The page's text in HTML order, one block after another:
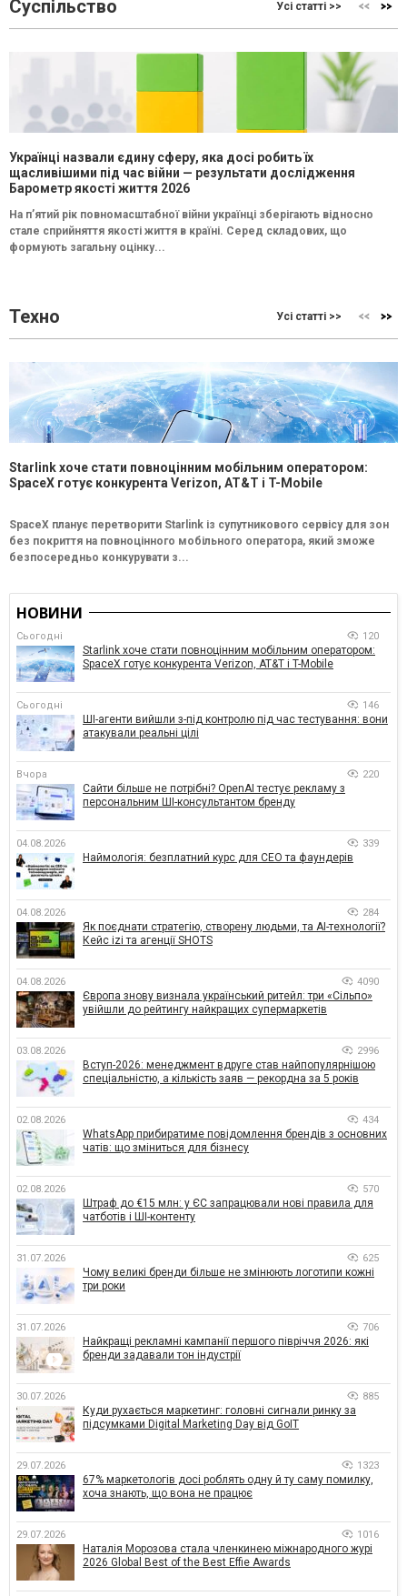
Суспільство Усі статті >>
Українці назвали єдину сферу, яка досі робить їх
щасливішими під час війни — результати дослідження
Барометр якості життя 2026
На п’ятий рік повномасштабної війни українці зберігають відносно
стале сприйняття якості життя в країні. Серед складових, що
формують загальну оцінку...
Техно Усі статті >>
Starlink хоче стати повноцінним мобільним оператором:
SpaceX готує конкурента Verizon, AT&T і T-Mobile
SpaceX планує перетворити Starlink із супутникового сервісу для зон
без покриття на повноцінного мобільного оператора, який зможе
безпосередньо конкурувати з...
НОВИНИ
Сьогодні 120
Starlink хоче стати повноцінним мобільним оператором:
SpaceX готує конкурента Verizon, AT&T і T-Mobile
Сьогодні 146
ШІ-агенти вийшли з-під контролю під час тестування: вони
атакували реальні цілі
Вчора 220
Сайти більше не потрібні? OpenAI тестує рекламу з
персональним ШІ-консультантом бренду
04.08.2026 339
Наймологія: безплатний курс для CEO та фаундерів
04.08.2026 284
Як поєднати стратегію, створену людьми, та AI-технології?
Кейс izi та агенції SHOTS
04.08.2026 4090
Європа знову визнала український ритейл: три «Сільпо»
увійшли до рейтингу найкращих супермаркетів
03.08.2026 2996
Вступ-2026: менеджмент вдруге став найпопулярнішою
спеціальністю, а кількість заяв — рекордна за 5 років
02.08.2026 434
WhatsApp прибиратиме повідомлення брендів з основних
чатів: що зміниться для бізнесу
02.08.2026 570
Штраф до €15 млн: у ЄС запрацювали нові правила для
чатботів і ШІ-контенту
31.07.2026 625
Чому великі бренди більше не змінюють логотипи кожні
три роки
31.07.2026 706
Найкращі рекламні кампанії першого півріччя 2026: які
бренди задавали тон індустрії
30.07.2026 885
Куди рухається маркетинг: головні сигнали ринку за
підсумками Digital Marketing Day від GoIT
29.07.2026 1323
67% маркетологів досі роблять одну й ту саму помилку,
хоча знають, що вона не працює
29.07.2026 1016
Наталія Морозова стала членкинею міжнародного журі
2026 Global Best of the Best Effie Awards